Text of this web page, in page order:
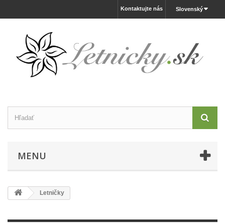
Slovenský
Kontaktujte nás
MENU
Letničky